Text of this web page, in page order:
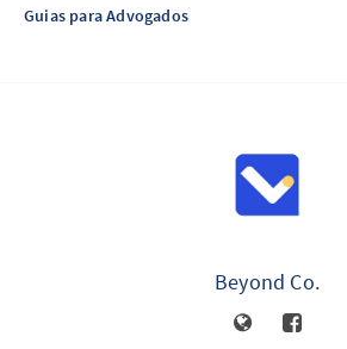
Guias para Advogados
Beyond Co.